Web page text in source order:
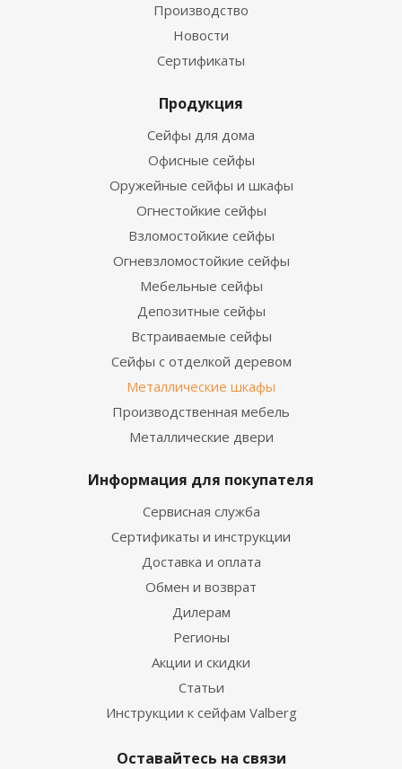
Производство
Новости
Сертификаты
Продукция
Сейфы для дома
Офисные сейфы
Оружейные сейфы и шкафы
Огнестойкие сейфы
Взломостойкие сейфы
Огневзломостойкие сейфы
Мебельные сейфы
Депозитные сейфы
Встраиваемые сейфы
Сейфы с отделкой деревом
Металлические шкафы
Производственная мебель
Металлические двери
Информация для покупателя
Сервисная служба
Сертификаты и инструкции
Доставка и оплата
Обмен и возврат
Дилерам
Регионы
Акции и скидки
Статьи
Инструкции к сейфам Valberg
Оставайтесь на связи